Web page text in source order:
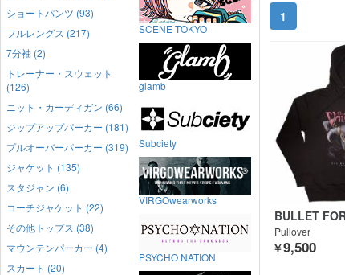
1
BULLET
E
Pullover
￥9,500
ショートパンツ (93)
フルレングス (217)
7分袖 (2)
トレーナー・スウェット
(126)
ニット・カーディガン (66)
ジップアップパーカー (181)
プルオーバーパーカー (319)
ジャケット (135)
スタジャン (6)
コーチジャケット (22)
その他トップス (38)
マウンテンパーカー (4)
スカート (20)
SCENE TOKYO
glamb
Subciety
VIRGOwearworks
PSYCHO NATION